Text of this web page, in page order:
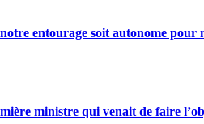
entourage soit autonome pour
ministre qui venait de faire